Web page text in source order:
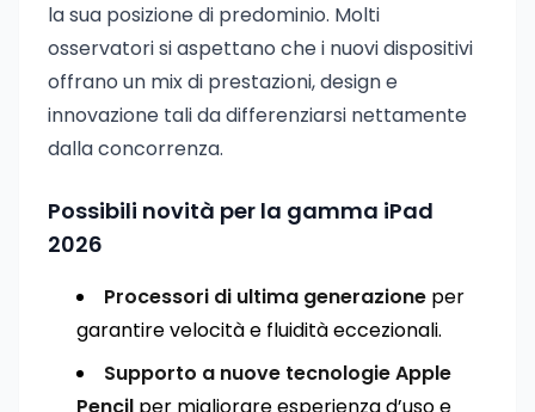
la sua posizione di predominio. Molti
osservatori si aspettano che i nuovi dispositivi
offrano un mix di prestazioni, design e
innovazione tali da differenziarsi nettamente
dalla concorrenza.
Possibili novità per la gamma iPad
2026
Processori di ultima generazione per
garantire velocità e fluidità eccezionali.
Supporto a nuove tecnologie Apple